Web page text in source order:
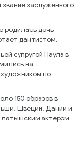
звание заслуженного
родилась дочь
дантистом.
супругой Паула в
на
по
150 образов в
Швеции, Дании и
актёром